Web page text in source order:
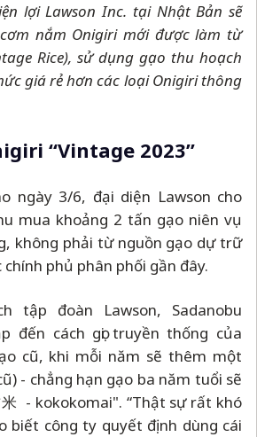
lợi Lawson Inc. tại Nhật Bản sẽ
nắm Onigiri mới được làm từ
Rice), sử dụng gạo thu hoạch
giá rẻ hơn các loại Onigiri thông
“Vintage 2023”
ngày 3/6, đại diện Lawson cho
mua khoảng 2 tấn gạo niên vụ
không phải từ nguồn gạo dự trữ
phủ phân phối gần đây.
tập đoàn Lawson, Sadanobu
đến cách gọi truyền thống của
cũ, khi mỗi năm sẽ thêm một
- chẳng hạn gạo ba năm tuổi sẽ
米 - kokokomai". “Thật sự rất khó
biết công ty quyết định dùng cái